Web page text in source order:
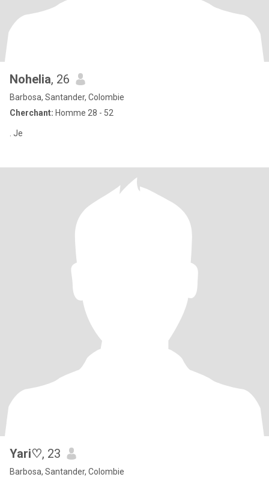
Nohelia, 26
Barbosa, Santander, Colombie
Cherchant: Homme 28 - 52
. Je
Yari♡, 23
Barbosa, Santander, Colombie